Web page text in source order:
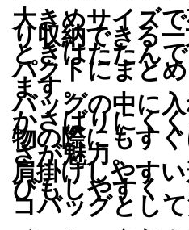
大きめサイズ
り収納できる
ときはたたん
パクトにまと
ます。
バッグの中に
かさばりにく
物の際にもす
さが魅力。
肩掛けしやす
びもしやすく
コバッグとし